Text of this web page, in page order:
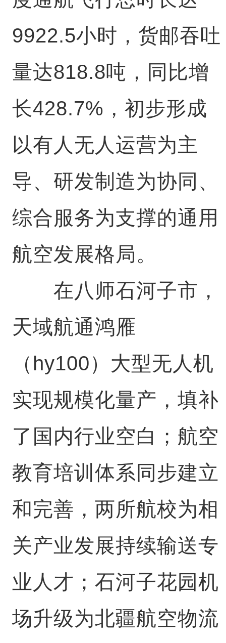
9922.5小时，货邮吞吐
量达818.8吨，同比增
长428.7%，初步形成
以有人无人运营为主
导、研发制造为协同、
综合服务为支撑的通用
航空发展格局。
在八师石河子市，
天域航通鸿雁
（hy100）大型无人机
实现规模化量产，填补
了国内行业空白；航空
教育培训体系同步建立
和完善，两所航校为相
关产业发展持续输送专
业人才；石河子花园机
场升级为北疆航空物流